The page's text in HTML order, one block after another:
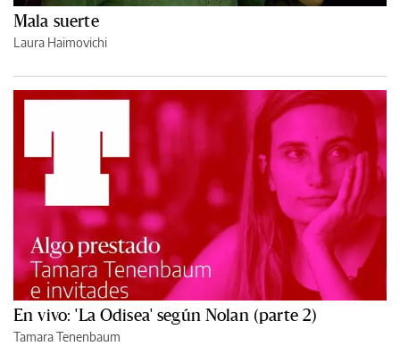
Mala suerte
Laura Haimovichi
En vivo: 'La Odisea' según Nolan (parte 2)
Tamara Tenenbaum